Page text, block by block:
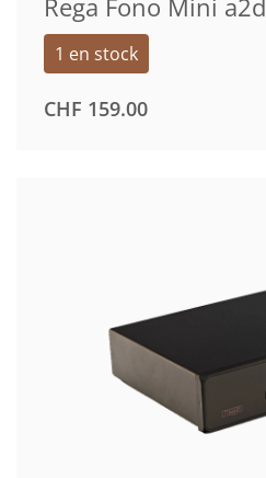
1 en stock
CHF 159.00